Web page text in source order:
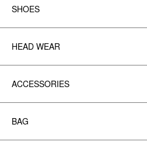
SHOES
HEAD WEAR
ACCESSORIES
BAG